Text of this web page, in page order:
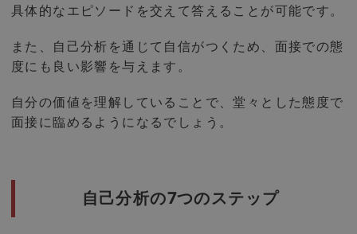
具体的なエピソードを交えて答えることが可能です。
また、自己分析を通じて自信がつくため、面接での態
度にも良い影響を与えます。
自分の価値を理解していることで、堂々とした態度で
面接に臨めるようになるでしょう。
自己分析の7つのステップ